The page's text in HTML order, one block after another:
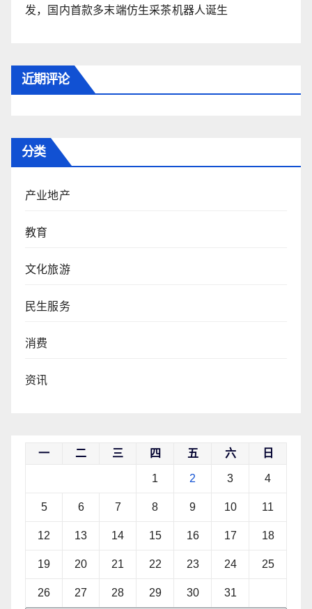
发，国内首款多末端仿生采茶机器人诞生
近期评论
分类
产业地产
教育
文化旅游
民生服务
消费
资讯
一 二 三 四 五 六 日
1 2 3 4
5 6 7 8 9 10 11
12 13 14 15 16 17 18
19 20 21 22 23 24 25
26 27 28 29 30 31